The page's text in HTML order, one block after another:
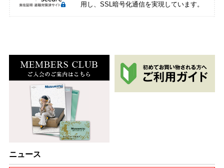
用し、SSL暗号化通信を実現しています。
ニュース